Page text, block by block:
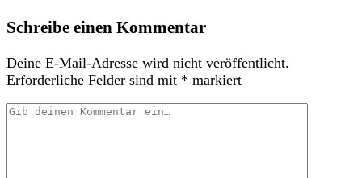
Schreibe einen Kommentar
Deine E-Mail-Adresse wird nicht veröffentlicht.
Erforderliche Felder sind mit * markiert
Dein